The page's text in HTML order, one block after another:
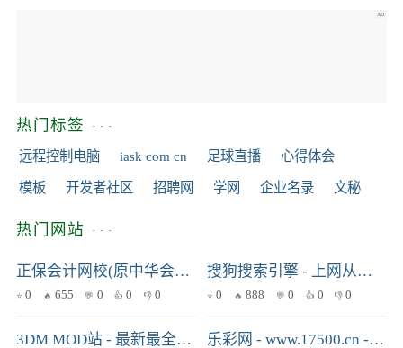
热门标签
远程控制电脑 iask com cn 足球直播 心得体会
模板 开发者社区 招聘网 学网 企业名录 文秘
热门网站
正保会计网校(原中华会计网校)-专注会计职业教育26年_会计职称考试培训
0 655 0 0 0
搜狗搜索引擎 - 上网从搜狗开始
0 888 0 0 0
3DM MOD站 - 最新最全的免费游戏Mod资源下载站 乐彩网 - www.17500.cn - 原创+专业+人气旺，踏实服务我国彩票公益事业，福彩体彩门户网站